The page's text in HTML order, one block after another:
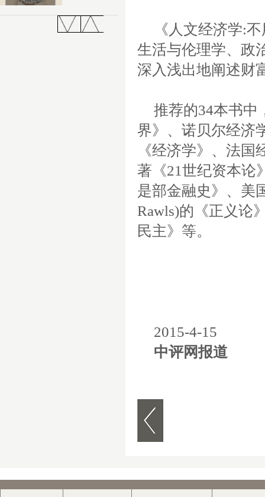
《人文经济学:
生活与伦理学、政
深入浅出地阐述财
推荐的34本书中
界》、诺贝尔经济
《经济学》、法国
著《21世纪资本论
是部金融史》、美
Rawls)的《正义论
民主》等。
2015-4-15
中评网报道